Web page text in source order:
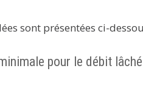
sont présentées ci-
pour le débit lâché